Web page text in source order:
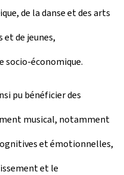
de la danse et des arts
et de jeunes,
socio-économique.
pu bénéficier des
musical, notamment
et émotionnelles,
et le